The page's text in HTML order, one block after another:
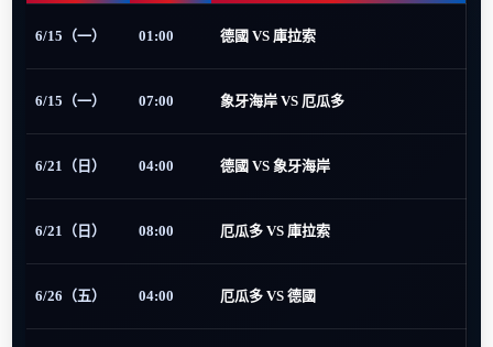
6/15（一） 01:00 德國 VS 庫拉索
6/15（一） 07:00 象牙海岸 VS 厄瓜多
6/21（日） 04:00 德國 VS 象牙海岸
6/21（日） 08:00 厄瓜多 VS 庫拉索
6/26（五） 04:00 厄瓜多 VS 德國